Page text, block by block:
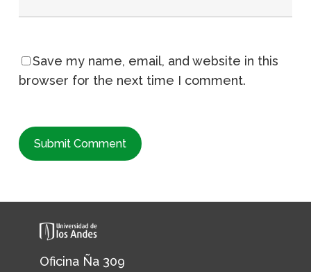
Save my name, email, and website in this
browser for the next time I comment.
Oficina Ña 309